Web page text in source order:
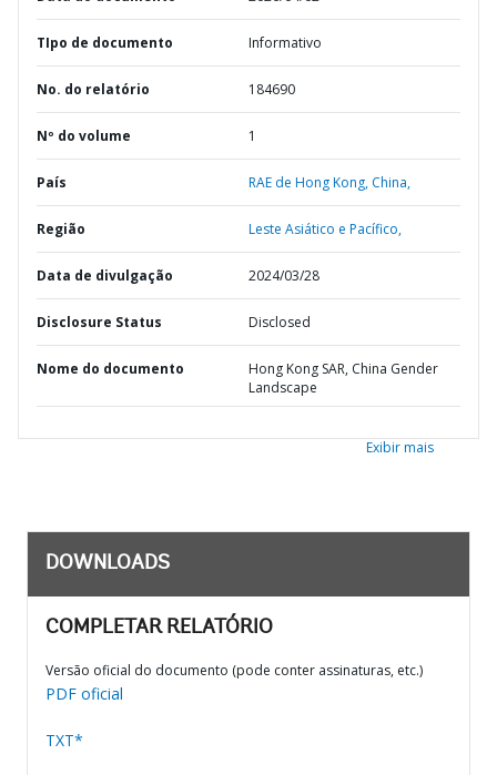
TIpo de documento Informativo
No. do relatório 184690
Nº do volume 1
País RAE de Hong Kong, China,
Região Leste Asiático e Pacífico,
Data de divulgação 2024/03/28
Disclosure Status Disclosed
Nome do documento
Hong Kong SAR, China Gender
Landscape
Exibir mais
DOWNLOADS
COMPLETAR RELATÓRIO
Versão oficial do documento (pode conter assinaturas, etc.)
PDF oficial
TXT*